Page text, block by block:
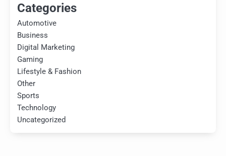
Categories
Automotive
Business
Digital Marketing
Gaming
Lifestyle & Fashion
Other
Sports
Technology
Uncategorized